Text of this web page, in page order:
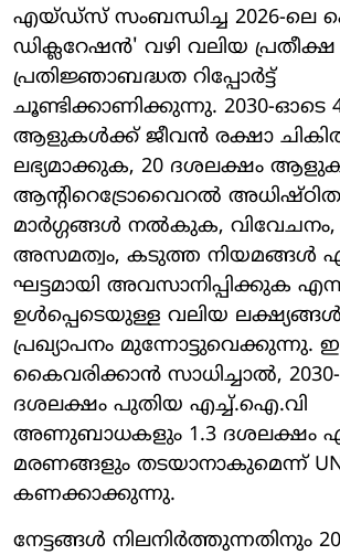
എയ്ഡ്സ് സംബന്ധിച്ച 2026-ലെ
ഡിക്ലറേഷൻ' വഴി വലിയ
പ്രതിജ്ഞാബദ്ധത റിപ്പോർട്ട്
ചൂണ്ടിക്കാണിക്കുന്നു. 2030-ഓടെ
ആളുകൾക്ക് ജീവൻ രക്ഷാ
ലഭ്യമാക്കുക, 20 ദശലക്ഷം
ആന്റിറെട്രോവൈറൽ അധിഷ്ഠിത
മാർഗ്ഗങ്ങൾ നൽകുക, വിവേചനം,
അസമത്വം, കടുത്ത നിയമങ്ങൾ
ഘട്ടമായി അവസാനിപ്പിക്കുക
ഉൾപ്പെടെയുള്ള വലിയ
പ്രഖ്യാപനം മുന്നോട്ടുവെക്കുന്നു.
കൈവരിക്കാൻ സാധിച്ചാൽ,
ദശലക്ഷം പുതിയ എച്ച്.ഐ.വി
അണുബാധകളും 1.3
മരണങ്ങളും തടയാനാകുമെന്ന്
കണക്കാക്കുന്നു.
നേട്ടങ്ങൾ നിലനിർത്തുന്നതിനും